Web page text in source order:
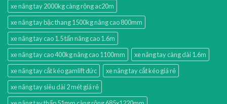
xe nâng tay 2000kg càng rộng ac20m
xe nâng tay bậc thang 1500kg nâng cao 800mm
xe nâng tay cao 1.5 tấn nâng cao 1.6m
xe nâng tay cao 400kg nâng cao 1100mm
xe nâng tay càng dài 1.6m
xe nâng tay cắt kéo gamlift đức
xe nâng tay cắt kéo giá rẻ
xe nâng tay siêu dài 2 mét giá rẻ